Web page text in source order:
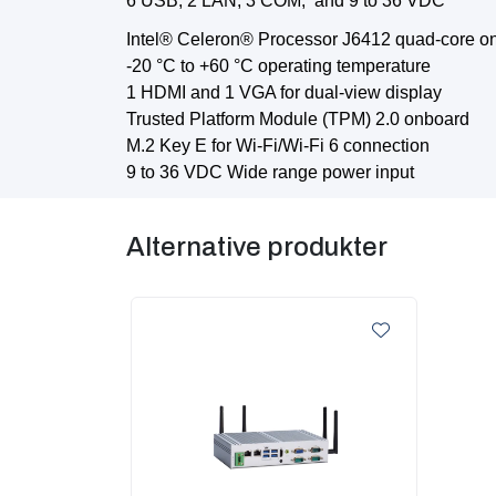
Intel® Celeron® Processor J6412 quad-core
-20 °C to +60 °C operating temperature
1 HDMI and 1 VGA for dual-view display
Trusted Platform Module (TPM) 2.0 onboard
M.2 Key E for Wi-Fi/Wi-Fi 6 connection
9 to 36 VDC Wide range power input
Alternative produkter